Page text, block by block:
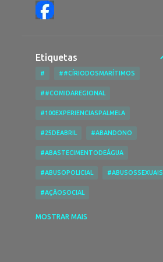
Etiquetas
# ##CÍRIODOSMARÍTIMOS
##COMIDAREGIONAL
#100EXPERIENCIASPALMELA
#25DEABRIL #ABANDONO
#ABASTECIMENTODEÁGUA
#ABUSOPOLICIAL #ABUSOSSEXUAIS
#AÇÃOSOCIAL
MOSTRAR MAIS